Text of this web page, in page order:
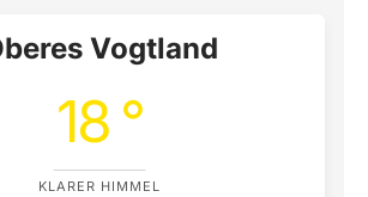
Vogtland
18 °
KLARER HIMMEL